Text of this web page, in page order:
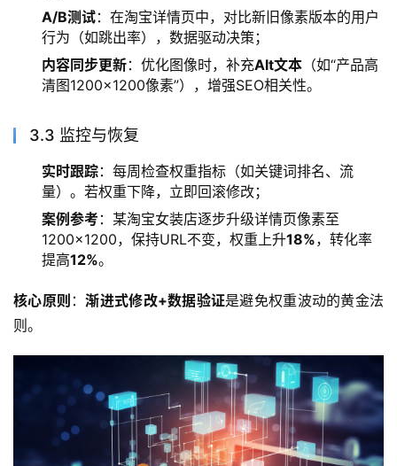
A/B测试：在淘宝详情页中，对比新旧像素版本的用户
行为（如跳出率），数据驱动决策；
内容同步更新：优化图像时，补充Alt文本 （如“产品高
清图1200×1200像素”），增强SEO相关性。
3.3 监控与恢复
实时跟踪：每周检查权重指标（如关键词排名、流
量）。若权重下降，立即回滚修改；
案例参考：某淘宝女装店逐步升级详情页像素至
1200×1200，保持URL不变，权重上升18%，转化率
提高12%。
核心原则 ：渐进式修改+数据验证是避免权重波动的黄金法
则。